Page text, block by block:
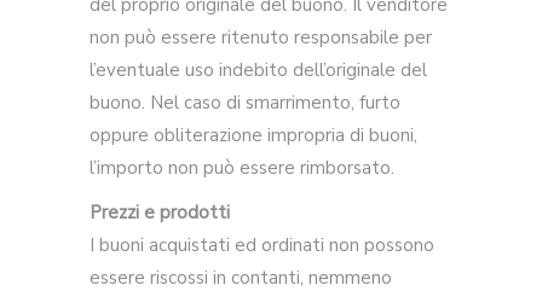
del proprio originale del buono. Il venditore
non può essere ritenuto responsabile per
l’eventuale uso indebito dell’originale del
buono. Nel caso di smarrimento, furto
oppure obliterazione impropria di buoni,
l’importo non può essere rimborsato.
Prezzi e prodotti
I buoni acquistati ed ordinati non possono
essere riscossi in contanti, nemmeno